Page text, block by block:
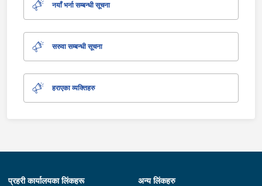
नयाँ भर्ना सम्बन्धी सूचना
सरुवा सम्बन्धी सूचना
हराएका व्यक्तिहरु
प्रहरी कार्यालयका लिंकहरू अन्य लिंकहरु